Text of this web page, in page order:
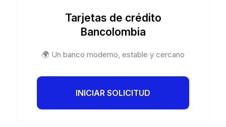
Tarjetas de crédito
Bancolombia
🌍 Un banco moderno, estable y cercano
INICIAR SOLICITUD